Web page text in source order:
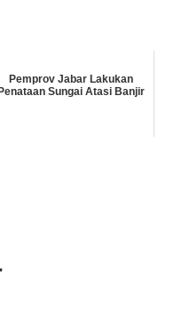
Pemprov Jabar Lakukan
Penataan Sungai Atasi Banjir